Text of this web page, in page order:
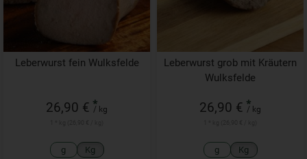
Leberwurst fein Wulksfelde
26,90 € *
/ kg
g Kg
Leberwurst grob mit Kräutern
Wulksfelde
26,90 € *
/ kg
g Kg